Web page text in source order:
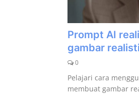
Prompt AI
gambar
0
Pelajari cara
membuat gambar